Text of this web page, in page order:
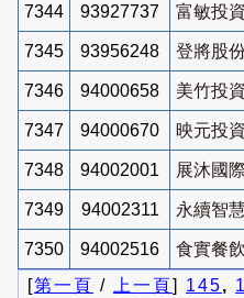
7344 93927737 富敏投
7345 93956248 登將股
7346 94000658 美竹投
7347 94000670 映元投
7348 94002001 展沐國
7349 94002311 永續智
7350 94002516
食實餐
[第一頁 / 上一頁] 145,